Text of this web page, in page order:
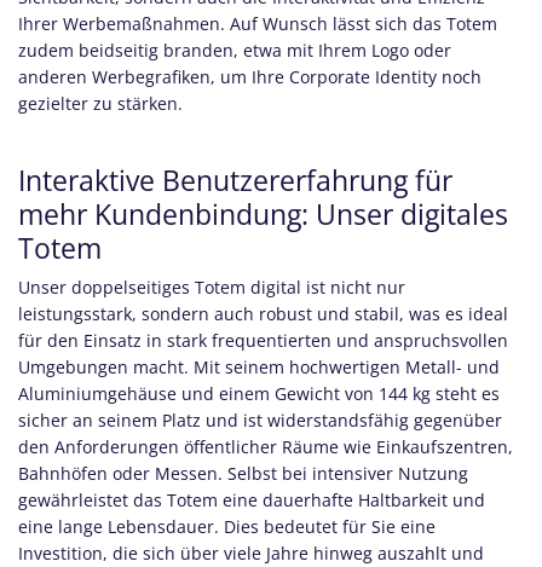
Ihrer Werbemaßnahmen. Auf Wunsch lässt sich das Totem
zudem beidseitig branden, etwa mit Ihrem Logo oder
anderen Werbegrafiken, um Ihre Corporate Identity noch
gezielter zu stärken.
Interaktive Benutzererfahrung für
mehr Kundenbindung: Unser digitales
Totem
Unser doppelseitiges Totem digital ist nicht nur
leistungsstark, sondern auch robust und stabil, was es ideal
für den Einsatz in stark frequentierten und anspruchsvollen
Umgebungen macht. Mit seinem hochwertigen Metall- und
Aluminiumgehäuse und einem Gewicht von 144 kg steht es
sicher an seinem Platz und ist widerstandsfähig gegenüber
den Anforderungen öffentlicher Räume wie Einkaufszentren,
Bahnhöfen oder Messen. Selbst bei intensiver Nutzung
gewährleistet das Totem eine dauerhafte Haltbarkeit und
eine lange Lebensdauer. Dies bedeutet für Sie eine
Investition, die sich über viele Jahre hinweg auszahlt und